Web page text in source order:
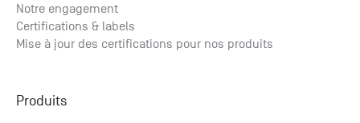
Notre engagement
Certifications & labels
Mise à jour des certifications pour nos produits
Produits